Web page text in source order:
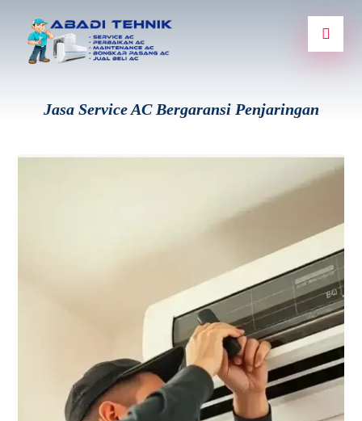
Jasa Service AC Bergaransi Penjaringan